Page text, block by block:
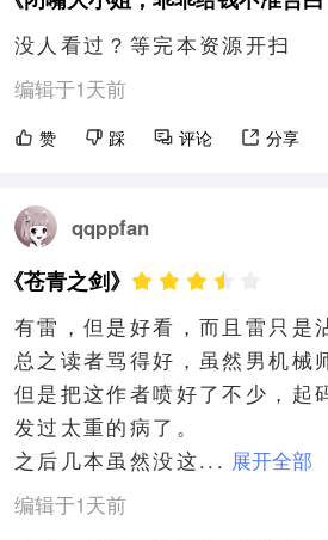
没人看过？等完本资源开扫
编辑于1天前
赞 踩 评论 分享
qqppfan
《苍青之剑》
有雷，但是好看，而且雷只是
总之读者骂得好，虽然男机械
但是把这作者喷好了不少，起
发过太重的病了。
之后几本虽然没这... 展开全部
编辑于1天前